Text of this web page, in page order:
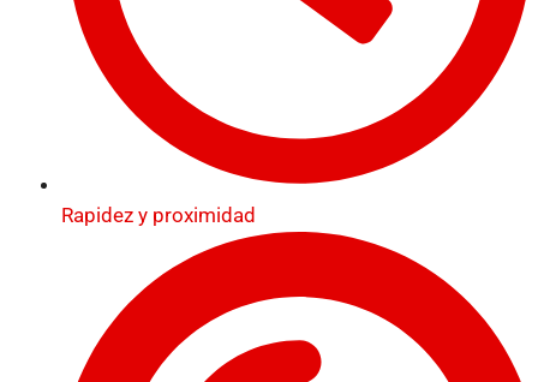
Rapidez y proximidad